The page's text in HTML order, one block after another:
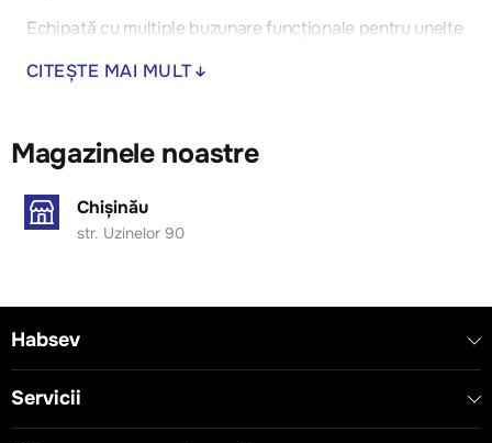
Echipată cu multiple buzunare funcționale pentru unelte
Ideală pentru utilizare în construcții, producție și alte
domenii cu cerințe ridicate pentru echipamentul de
lucru.
CITEȘTE MAI MULT
Magazinele noastre
Chișinău
str. Uzinelor 90
Habsev
Servicii